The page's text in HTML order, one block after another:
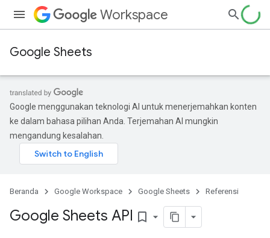
Workspace
Google Sheets
Google menggunakan teknologi AI untuk menerjemahkan konten
ke dalam bahasa pilihan Anda. Terjemahan AI mungkin
mengandung kesalahan.
Beranda Google Workspace Google Sheets Referensi
Google Sheets API bookmark_border